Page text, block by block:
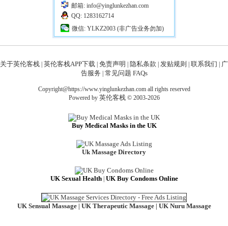
邮箱: info@yinglunkezhan.com
QQ: 1283162714
微信: YLKZ2003 (非广告业务勿加)
关于英伦客栈 英伦客栈APP下载 免责声明 隐私条款 发贴规则 联系我们
广
告服务 常见问题 FAQs
Copyright@https://www.yinglunkezhan.com all rights reserved
Powered by 英伦客栈 © 2003-2026
Buy Medical Masks in the UK
Uk Massage Directory
UK Sexual Health| UK Buy Condoms Online
UK Sensual Massage| UK Therapeutic Massage| UK Nuru Massage